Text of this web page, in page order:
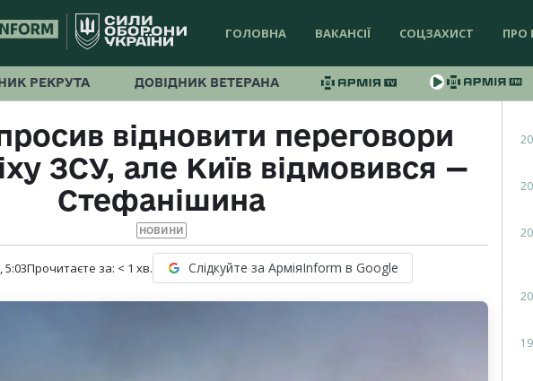
ГОЛОВНА ВАКАНСІЇ СОЦЗАХИСТ ПРО
РЕКРУТА ДОВІДНИК ВЕТЕРАНА
відновити переговори
ЗСУ, але Київ відмовився —
Стефанішина
НОВИНИ
5:03Прочитаєте за: < 1 хв. Слідкуйте за АрміяInform в Google